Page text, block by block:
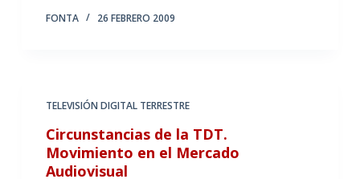
FONTA 26 FEBRERO 2009
TELEVISIÓN DIGITAL TERRESTRE
Circunstancias de la TDT.
Movimiento en el Mercado
Audiovisual